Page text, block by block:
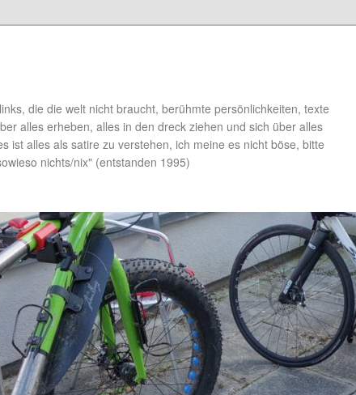
die die welt nicht braucht, berühmte persönlichkeiten, texte
alles erheben, alles in den dreck ziehen und sich über alles
ist alles als satire zu verstehen, ich meine es nicht böse, bitte
nichts/nix" (entstanden 1995)